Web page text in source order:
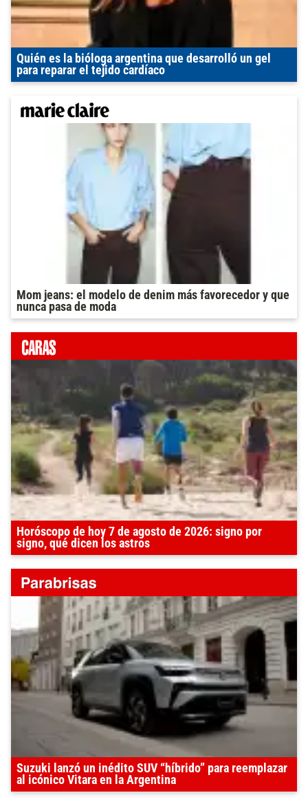
Quién es la bióloga argentina que desarrolló un gel
para reparar el tejido cardíaco
Mom jeans: el modelo de denim más favorecedor y que
nunca pasa de moda
Horóscopo de hoy 7 de agosto de 2026: signo por
signo, qué dicen los astros
Suzuki lanzó un inédito SUV “híbrido” para reemplazar
al icónico Vitara en la Argentina